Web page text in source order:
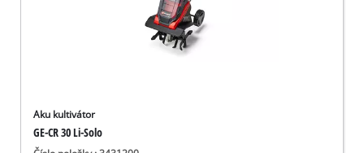
Aku kultivátor
GE-CR 30 Li-Solo